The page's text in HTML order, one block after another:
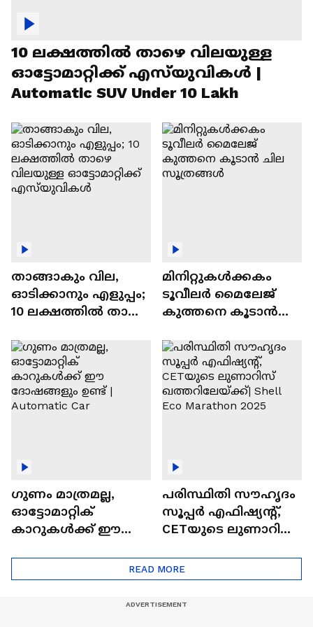
10 ലക്ഷത്തിൽ താഴെ വിലയുള്ള
ഓട്ടോമാറ്റിക്ക് എസ്‍യുവികൾ |
Automatic SUV Under 10 Lakh
താങ്ങാകും വില,
ഓടിക്കാനും എളുപ്പം;
10 ലക്ഷത്തിൽ താഴെ
ഓട്ടോമാറ്റിക്ക്
എസ്‍യുവികൾ
മിനിറ്റുകൾക്കകം
ടൂവീലർ മൈലേജ്
കുത്തനെ കൂടാൻ
ഗുണം മാത്രമല്ല,
ഓട്ടോമാറ്റിക്
കാറുകൾക്ക് ഈ
പരിസ്ഥിതി സൗഹൃദം
സൂപ്പർ എഫിഷ്യന്റ്,
CETയുടെ ലുണാറിസ്
Eco Marathon 2025
READ MORE